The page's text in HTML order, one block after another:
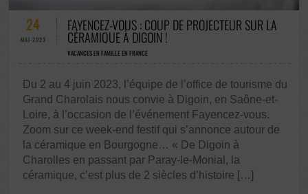
24
MAI-2023
FAYENCEZ-VOUS : COUP DE PROJECTEUR SUR LA
CÉRAMIQUE À DIGOIN !
VACANCES EN FAMILLE EN FRANCE
Du 2 au 4 juin 2023, l’équipe de l’office de tourisme du
Grand Charolais nous convie à Digoin, en Saône-et-
Loire, à l’occasion de l’événement Fayencez-vous.
Zoom sur ce week-end festif qui s’annonce autour de
la céramique en Bourgogne… « De Digoin à
Charolles en passant par Paray-le-Monial, la
céramique, c’est plus de 2 siècles d’histoire […]